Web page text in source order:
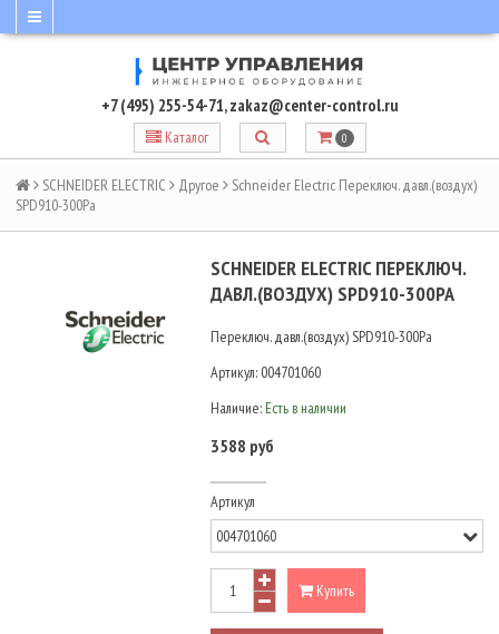
+7 (495) 255-54-71,zakaz@center-control.ru
Каталог 0
SCHNEIDER ELECTRIC Другое
Schneider Electric Переключ. давл.(воздух)
SPD910-300Pa
SCHNEIDER ELECTRIC ПЕРЕКЛЮЧ.
ДАВЛ.(ВОЗДУХ) SPD910-300PA
Переключ. давл.(воздух) SPD910-300Pa
Артикул: 004701060
Наличие: Есть в наличии
3588 руб
Артикул
Купить